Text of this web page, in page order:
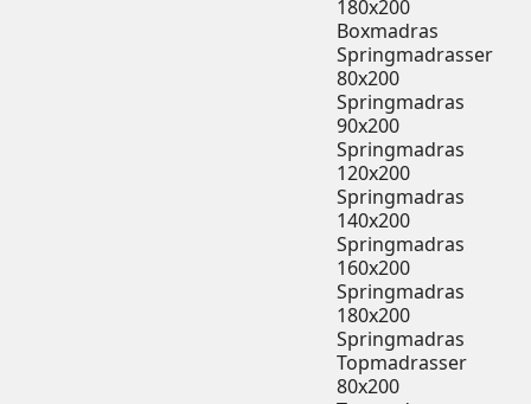
180x200
Boxmadras
Springmadrasser
80x200
Springmadras
90x200
Springmadras
120x200
Springmadras
140x200
Springmadras
160x200
Springmadras
180x200
Springmadras
Topmadrasser
80x200